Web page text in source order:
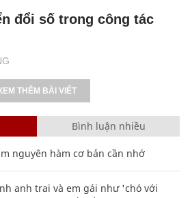
đổi số trong công tác
THÊM BÀI VIẾT
Bình luận nhiều
nguyên hàm cơ bản cần nhớ
anh trai và em gái như 'chó với